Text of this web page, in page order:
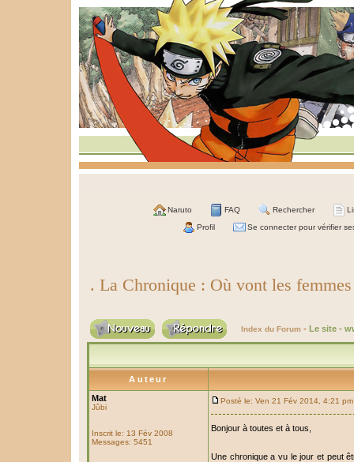
Naruto FAQ Rechercher
Profil Se connecter pour vérifier
. La Chronique : Où vont les
Index du Forum - Le site -
Auteur
Mat
Jûbi
Inscrit le: 13 Fév 2008
Messages: 5451
Posté le: Ven 21 Fév 2014, 4:21 pm
Bonjour à toutes et à tous,
Une chronique a vu le jour et peut